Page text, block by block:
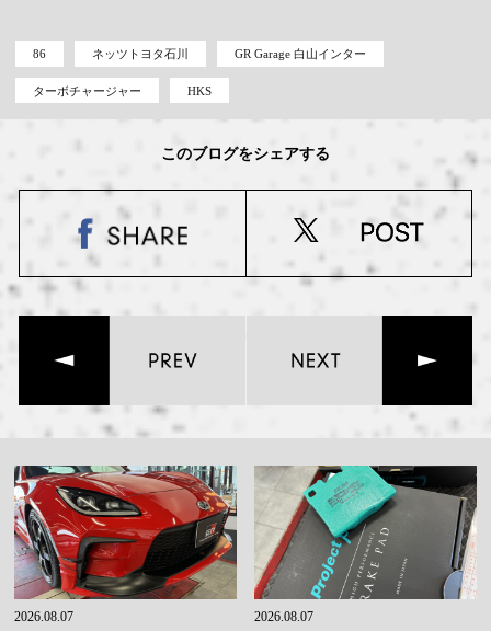
86 ネッツトヨタ石川 GR Garage 白山インター
ターボチャージャー HKS
このブログをシェアする
2026.08.07 2026.08.07